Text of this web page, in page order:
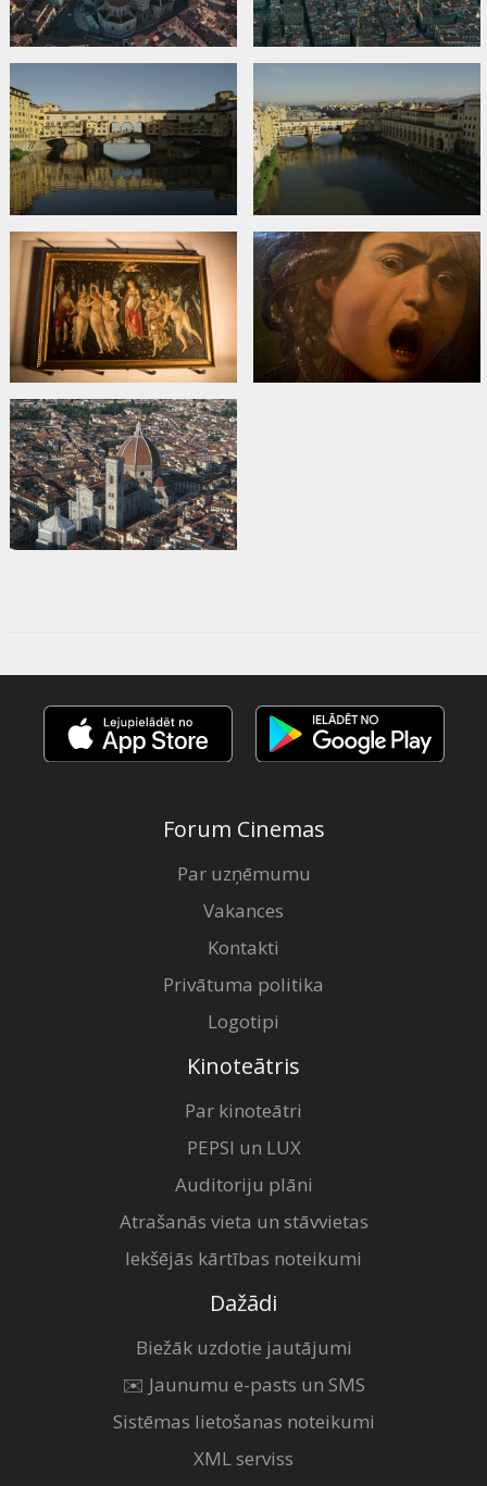
Forum Cinemas
Par uzņēmumu
Vakances
Kontakti
Privātuma politika
Logotipi
Kinoteātris
Par kinoteātri
PEPSI un LUX
Auditoriju plāni
Atrašanās vieta un stāvvietas
Iekšējās kārtības noteikumi
Dažādi
Biežāk uzdotie jautājumi
✉️ Jaunumu e-pasts un SMS
Sistēmas lietošanas noteikumi
XML serviss